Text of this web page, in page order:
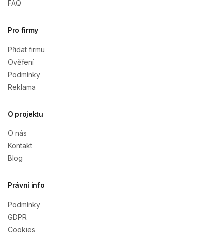
FAQ
Pro firmy
Přidat firmu
Ověření
Podmínky
Reklama
O projektu
O nás
Kontakt
Blog
Právní info
Podmínky
GDPR
Cookies